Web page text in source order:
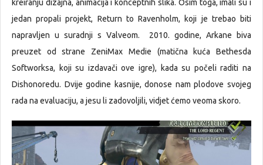
kreiranju dizajna, animacija i konceptnih slika. Osim toga, imali su i
jedan propali projekt, Return to Ravenholm, koji je trebao biti
napravljen u suradnji s Valveom. 2010. godine, Arkane biva
preuzet od strane ZeniMax Medie (matična kuća Bethesda
Softworksa, koji su izdavači ove igre), kada su počeli raditi na
Dishonoredu. Dvije godine kasnije, donose nam plodove svojeg
rada na evaluaciju, a jesu li zadovoljili, vidjet ćemo veoma skoro.